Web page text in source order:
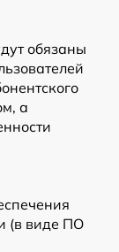
обязаны
а
(в виде ПО